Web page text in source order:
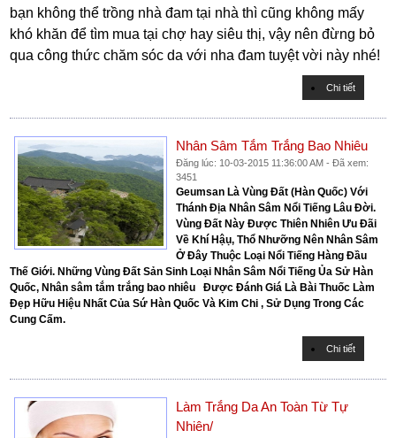
bạn không thể trồng nhà đam tại nhà thì cũng không mấy
khó khăn để tìm mua tại chợ hay siêu thị, vậy nên đừng bỏ
qua công thức chăm sóc da với nha đam tuyệt vời này nhé!
Chi tiết
Nhân Sâm Tắm Trắng Bao Nhiêu
Đăng lúc: 10-03-2015 11:36:00 AM - Đã xem:
3451
Geumsan Là Vùng Đất (Hàn Quốc) Với
Thánh Địa Nhân Sâm Nổi Tiếng Lâu Đời.
Vùng Đất Này Được Thiên Nhiên Ưu Đãi
Về Khí Hậụ, Thổ Nhưỡng Nên Nhân Sâm
Ở Đây Thuộc Loại Nổi Tiếng Hàng Đầu
Thế Giới. Những Vùng Đất Sản Sinh Loại Nhân Sâm Nổi Tiếng Ủa Sử Hàn
Quốc, Nhân sâm tắm trắng bao nhiêu Được Đánh Giá Là Bài Thuốc Làm
Đẹp Hữu Hiệu Nhất Của Sứ Hàn Quốc Và Kim Chi , Sử Dụng Trong Các
Cung Cấm.
Chi tiết
Làm Trắng Da An Toàn Từ Tự
Nhiên/